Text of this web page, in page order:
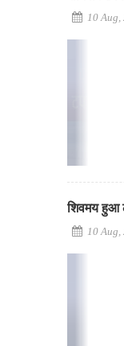
10
शिवमय हुआ
10